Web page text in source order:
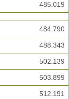
485.019
484.790
488.343
502.139
503.899
512.191